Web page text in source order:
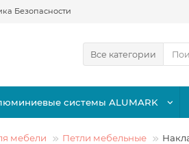
Безопасности
Все категории
системы ALUMARK
мебели Петли мебельные